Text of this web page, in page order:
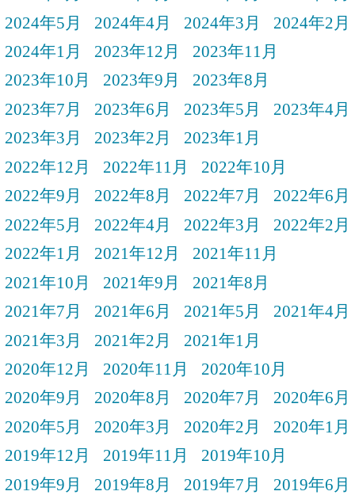
2024年5月
2024年4月 2024年3月
2024年2月
2024年1月
2023年12月
2023年11月
2023年10月
2023年9月
2023年8月
2023年7月
2023年6月 2023年5月
2023年4月
2023年3月
2023年2月
2023年1月
2022年12月
2022年11月
2022年10月
2022年9月
2022年8月 2022年7月
2022年6月
2022年5月
2022年4月 2022年3月
2022年2月
2022年1月
2021年12月
2021年11月
2021年10月
2021年9月
2021年8月
2021年7月
2021年6月 2021年5月
2021年4月
2021年3月
2021年2月
2021年1月
2020年12月
2020年11月
2020年10月
2020年9月
2020年8月 2020年7月
2020年6月
2020年5月
2020年3月 2020年2月
2020年1月
2019年12月
2019年11月
2019年10月
2019年9月
2019年8月 2019年7月
2019年6月